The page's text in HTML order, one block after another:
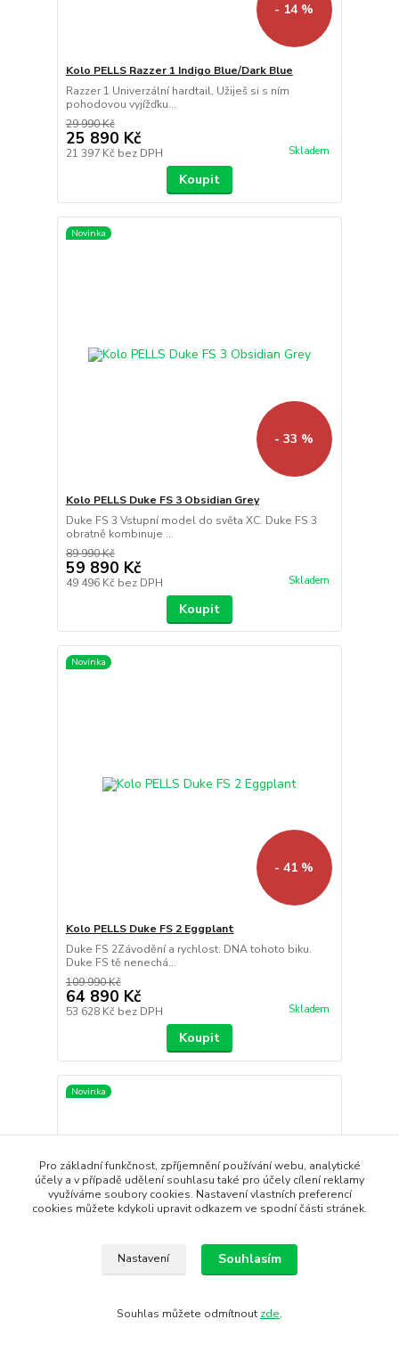
- 14 %
Kolo PELLS Razzer 1 Indigo Blue/Dark Blue
Razzer 1 Univerzální hardtail. Užiješ si s ním
pohodovou vyjížďku...
29 990 Kč
25 890 Kč
21 397 Kč bez DPH Skladem
Koupit
Novinka
- 33 %
Kolo PELLS Duke FS 3 Obsidian Grey
Duke FS 3 Vstupní model do světa XC. Duke FS 3
obratně kombinuje ...
89 990 Kč
59 890 Kč
49 496 Kč bez DPH Skladem
Koupit
Novinka
- 41 %
Kolo PELLS Duke FS 2 Eggplant
Duke FS 2Závodění a rychlost. DNA tohoto biku.
Duke FS tě nenechá...
109 990 Kč
64 890 Kč
53 628 Kč bez DPH Skladem
Koupit
Novinka
Pro základní funkčnost, zpříjemnění používání webu, analytické
účely a v případě udělení souhlasu také pro účely cílení reklamy
využíváme soubory cookies. Nastavení vlastních preferencí
cookies můžete kdykoli upravit odkazem ve spodní části stránek.
Nastavení Souhlasím
Souhlas můžete odmítnout zde.